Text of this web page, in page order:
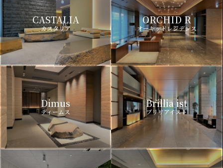
CASTALIA
カスタリア
ORCHID R
オーキッドレジデンス
Dimus
ディームス
Brillia ist
ブリリアイスト